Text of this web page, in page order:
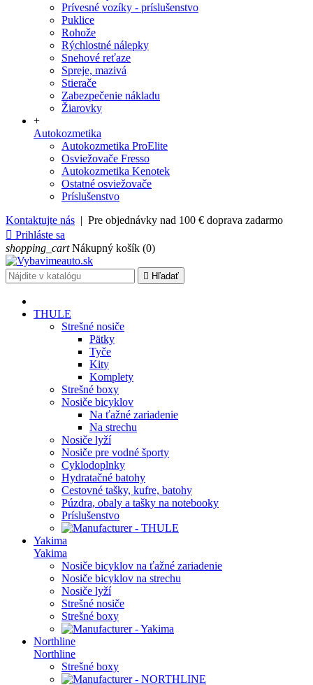
Prívesné vozíky - príslušenstvo
Puklice
Rohože
Rýchlostné nálepky
Snehové reťaze
Spreje, mazivá
Stierače
Zabezpečenie nákladu
Žiarovky
+
Autokozmetika
Autokozmetika ProElite
Osviežovače Fresso
Autokozmetika Kenotek
Ostatné osviežovače
Príslušenstvo
Kontaktujte nás | Pre objednávky nad 100 € doprava zadarmo
 Prihláste sa
shopping_cart Nákupný košík (0)
 Hľadať
THULE
Strešné nosiče
Pätky
Tyče
Kity
Komplety
Strešné boxy
Nosiče bicyklov
Na ťažné zariadenie
Na strechu
Nosiče lyží
Nosiče pre vodné športy
Cyklodoplnky
Hydratačné batohy
Cestovné tašky, kufre, batohy
Púzdra, obaly a tašky na notebooky
Príslušenstvo
Yakima
Yakima
Nosiče bicyklov na ťažné zariadenie
Nosiče bicyklov na strechu
Nosiče lyží
Strešné nosiče
Strešné boxy
Northline
Northline
Strešné boxy